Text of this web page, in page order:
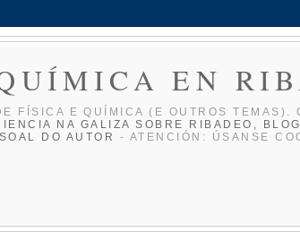
EN
FÍ­SICA E QUÍ­MICA (E OUTROS TEMAS).
NA GALIZA SOBRE RIBADEO,
DO AUTOR - ATENCIÓN: ÚSANSE